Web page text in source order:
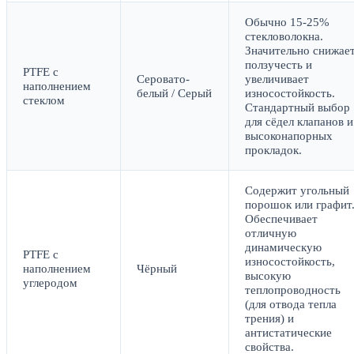
PTFE с
наполнением
стеклом
Серовато-
белый / Серый
Обычно 15-25%
стекловолокна.
Значительно
ползучесть и
увеличивает
износостойкость.
Стандартный выбор
для сёдел клапанов и
высоконапорных
прокладок.
PTFE с
наполнением
углеродом
Чёрный
Содержит угольный
порошок или графит.
Обеспечивает
отличную
динамическую
износостойкость,
высокую
теплопроводность
(для отвода тепла
трения) и
антистатические
свойства.